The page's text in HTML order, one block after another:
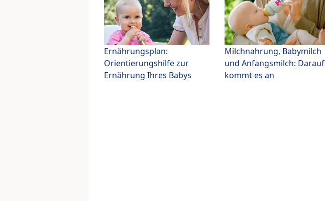
Ernährungsplan:
Orientierungshilfe zur
Ernährung Ihres Babys
Milchnahrung, Babymilch
und Anfangsmilch: Darauf
kommt es an